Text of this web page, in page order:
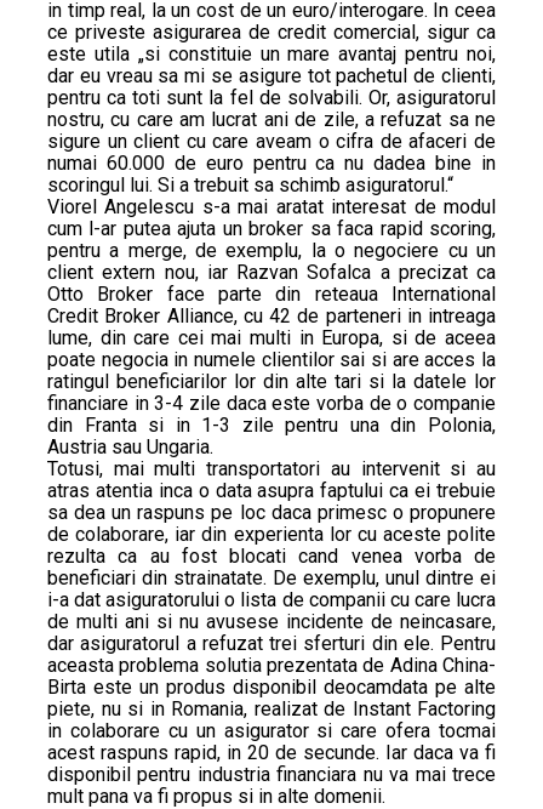
in timp real, la un cost de un euro/interogare. In ceea
ce priveste asigurarea de credit comercial, sigur ca
este utila „si constituie un mare avantaj pentru noi,
dar eu vreau sa mi se asigure tot pachetul de clienti,
pentru ca toti sunt la fel de solvabili. Or, asiguratorul
nostru, cu care am lucrat ani de zile, a refuzat sa ne
sigure un client cu care aveam o cifra de afaceri de
numai 60.000 de euro pentru ca nu dadea bine in
scoringul lui. Si a trebuit sa schimb asiguratorul.“
Viorel Angelescu s-a mai aratat interesat de modul
cum l-ar putea ajuta un broker sa faca rapid scoring,
pentru a merge, de exemplu, la o negociere cu un
client extern nou, iar Razvan Sofalca a precizat ca
Otto Broker face parte din reteaua International
Credit Broker Alliance, cu 42 de parteneri in intreaga
lume, din care cei mai multi in Europa, si de aceea
poate negocia in numele clientilor sai si are acces la
ratingul beneficiarilor lor din alte tari si la datele lor
financiare in 3-4 zile daca este vorba de o companie
din Franta si in 1-3 zile pentru una din Polonia,
Austria sau Ungaria.
Totusi, mai multi transportatori au intervenit si au
atras atentia inca o data asupra faptului ca ei trebuie
sa dea un raspuns pe loc daca primesc o propunere
de colaborare, iar din experienta lor cu aceste polite
rezulta ca au fost blocati cand venea vorba de
beneficiari din strainatate. De exemplu, unul dintre ei
i-a dat asiguratorului o lista de companii cu care lucra
de multi ani si nu avusese incidente de neincasare,
dar asiguratorul a refuzat trei sferturi din ele. Pentru
aceasta problema solutia prezentata de Adina China-
Birta este un produs disponibil deocamdata pe alte
piete, nu si in Romania, realizat de Instant Factoring
in colaborare cu un asigurator si care ofera tocmai
acest raspuns rapid, in 20 de secunde. Iar daca va fi
disponibil pentru industria financiara nu va mai trece
mult pana va fi propus si in alte domenii.